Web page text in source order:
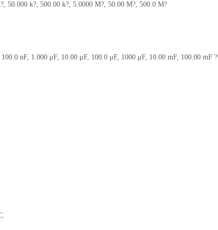
50.000 k?, 500.00 k?, 5.0000 M?, 50.00 M?, 500.0 M?
nF, 1.000 μF, 10.00 μF, 100.0 μF, 1000 μF, 10.00 mF, 100.00 mF ?